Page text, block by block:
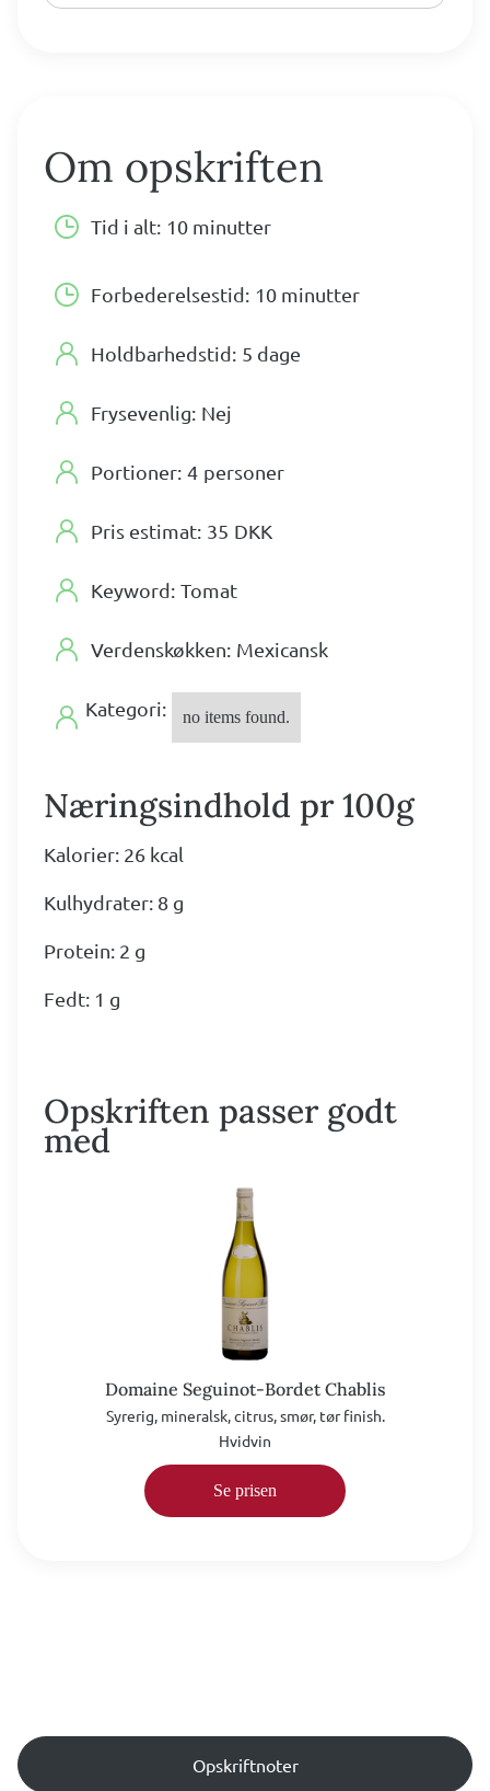
Om opskriften
Tid i alt: 10 minutter
Forbederelsestid: 10 minutter
Holdbarhedstid: 5 dage
Frysevenlig: Nej
Portioner: 4 personer
Pris estimat: 35 DKK
Keyword: Tomat
Verdenskøkken: Mexicansk
Kategori: no items found.
Næringsindhold pr 100g
Kalorier: 26 kcal
Kulhydrater: 8 g
Protein: 2 g
Fedt: 1 g
Opskriften passer godt
med
Domaine Seguinot-Bordet Chablis
Syrerig, mineralsk, citrus, smør, tør finish.
Hvidvin
Se prisen
Opskriftnoter